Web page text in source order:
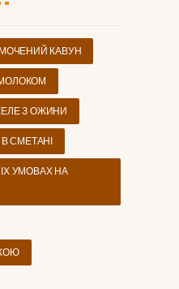
МОЧЕНИЙ КАВУН
З ОЖИНИ
СМЕТАНІ
УМОВАХ НА